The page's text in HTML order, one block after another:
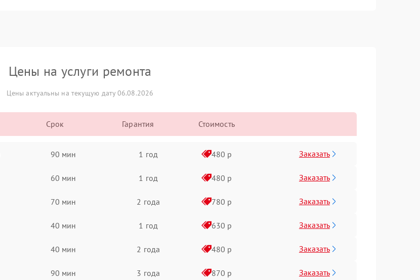
Цены на услуги ремонта
Цены актуальны на текущую дату 06.08.2026
Срок Гарантия Стоимость
90 мин 1 год 480 р Заказать
60 мин 1 год 480 р Заказать
70 мин 2 года 780 р Заказать
40 мин 1 год 630 р Заказать
40 мин 2 года 480 р Заказать
90 мин 3 года 870 р Заказать